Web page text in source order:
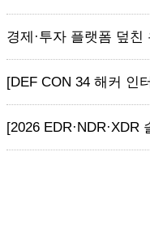
경제·투자 플랫폼 덮
[DEF CON 34 해커 인
[2026 EDR·NDR·XDR